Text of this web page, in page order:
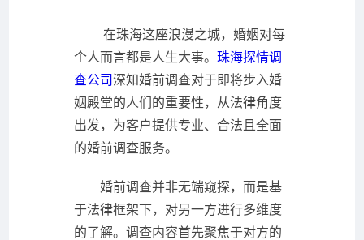
在珠海这座浪漫之城，婚姻对每
个人而言都是人生大事。珠海探情调
查公司深知婚前调查对于即将步入婚
姻殿堂的人们的重要性，从法律角度
出发，为客户提供专业、合法且全面
的婚前调查服务。
婚前调查并非无端窥探，而是基
于法律框架下，对另一方进行多维度
的了解。调查内容首先聚焦于对方的